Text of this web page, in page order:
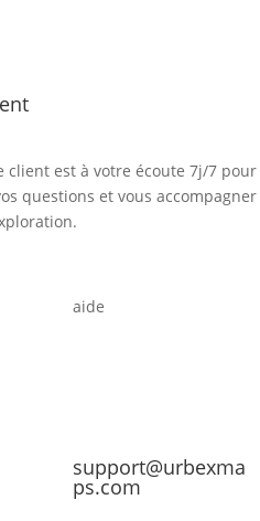
client est à votre écoute 7j/7 pour
questions et vous accompagner
aide
support@urbexma
ps.com